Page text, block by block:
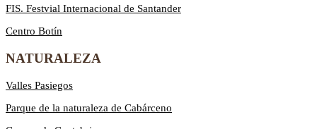
FIS. Festvial Internacional de Santander
Centro Botín
NATURALEZA
Valles Pasiegos
Parque de la naturaleza de Cabárceno